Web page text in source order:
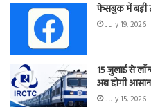
फेसबुक में बड़ी
July 19, 2026
15 जुलाई से
अब होगी
July 15, 2026